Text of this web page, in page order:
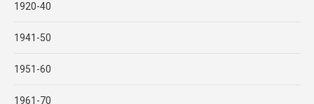
1920-40
1941-50
1951-60
1961-70